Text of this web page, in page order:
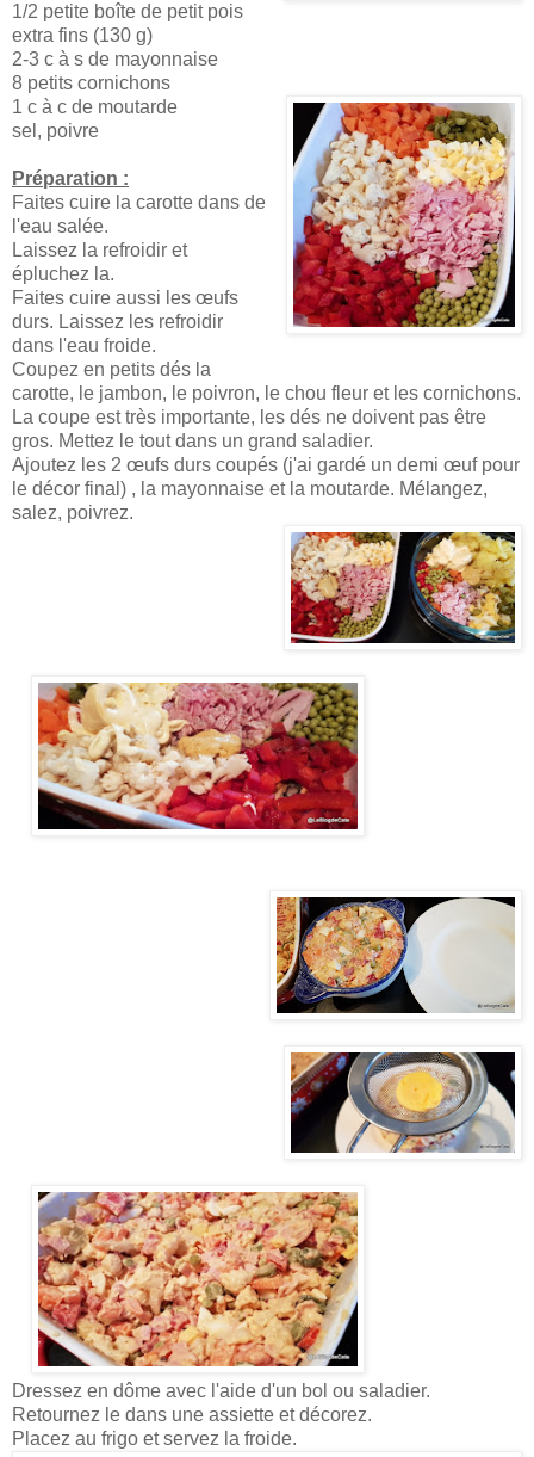
1/2 petite boîte de petit pois
extra fins (130 g)
2-3 c à s de mayonnaise
8 petits cornichons
1 c à c de moutarde
sel, poivre
Préparation :
Faites cuire la carotte dans de
l'eau salée.
Laissez la refroidir et
épluchez la.
Faites cuire aussi les œufs
durs. Laissez les refroidir
dans l'eau froide.
Coupez en petits dés la
carotte, le jambon, le poivron, le chou fleur et les cornichons.
La coupe est très importante, les dés ne doivent pas être
gros. Mettez le tout dans un grand saladier.
Ajoutez les 2 œufs durs coupés (j'ai gardé un demi œuf pour
le décor final) , la mayonnaise et la moutarde. Mélangez,
salez, poivrez.
Dressez en dôme avec l'aide d'un bol ou saladier.
Retournez le dans une assiette et décorez.
Placez au frigo et servez la froide.